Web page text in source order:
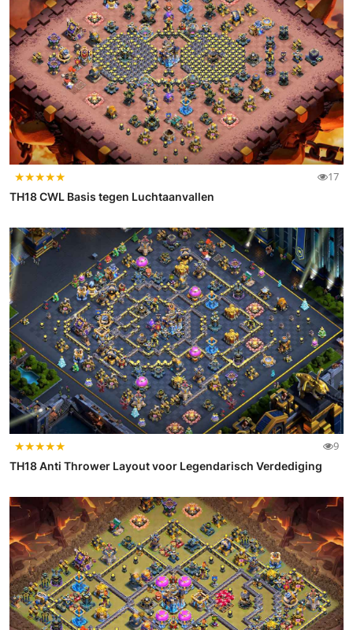
★★★★★ 17
TH18 CWL Basis tegen Luchtaanvallen
★★★★★ 9
TH18 Anti Thrower Layout voor Legendarisch Verdediging